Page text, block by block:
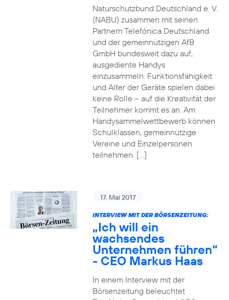
Naturschutzbund Deutschland e. V.
(NABU) zusammen mit seinen
Partnern Telefónica Deutschland
und der gemeinnützigen AfB
GmbH bundesweit dazu auf,
ausgediente Handys
einzusammeln. Funktionsfähigkeit
und Alter der Geräte spielen dabei
keine Rolle – auf die Kreativität der
Teilnehmer kommt es an. Am
Handysammelwettbewerb können
Schulklassen, gemeinnützige
Vereine und Einzelpersonen
teilnehmen. […]
17. Mai 2017
INTERVIEW MIT DER BÖRSENZEITUNG:
„Ich will ein
wachsendes
Unternehmen führen“
- CEO Markus Haas
In einem Interview mit der
Börsenzeitung beleuchtet